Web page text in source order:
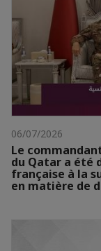
06/07/2026
Le
du Qatar a été
française à la
en matière de